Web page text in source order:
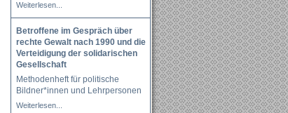
Weiterlesen...
Betroffene im Gespräch über
rechte Gewalt nach 1990 und die
Verteidigung der solidarischen
Gesellschaft
Methodenheft für politische
Bildner*innen und Lehrpersonen
Weiterlesen...